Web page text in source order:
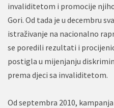
invaliditetom i promocije
Gori. Od tada je u decembru
istraživanje na nacionalno
se poredili rezultati i
postigla u mijenjanju
prema djeci sa invaliditetom.
Od septembra 2010,